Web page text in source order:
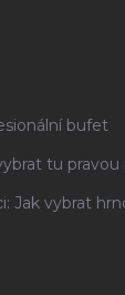
bufet
tu
Jak vybrat